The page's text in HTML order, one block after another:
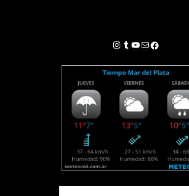
Instagram
Tumblr
YouTube
Correo electrónico
Facebook